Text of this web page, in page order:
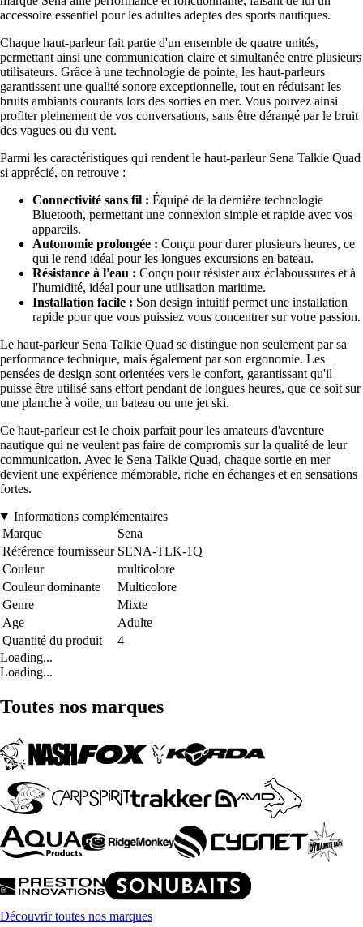
accessoire essentiel pour les adultes adeptes des sports nautiques.
Chaque haut-parleur fait partie d'un ensemble de quatre unités,
permettant ainsi une communication claire et simultanée entre plusieurs
utilisateurs. Grâce à une technologie de pointe, les haut-parleurs
garantissent une qualité sonore exceptionnelle, tout en réduisant les
bruits ambiants courants lors des sorties en mer. Vous pouvez ainsi
profiter pleinement de vos conversations, sans être dérangé par le bruit
des vagues ou du vent.
Parmi les caractéristiques qui rendent le haut-parleur Sena Talkie Quad
si apprécié, on retrouve :
Connectivité sans fil : Équipé de la dernière technologie
Bluetooth, permettant une connexion simple et rapide avec vos
appareils.
Autonomie prolongée : Conçu pour durer plusieurs heures, ce
qui le rend idéal pour les longues excursions en bateau.
Résistance à l'eau : Conçu pour résister aux éclaboussures et à
l'humidité, idéal pour une utilisation maritime.
Installation facile : Son design intuitif permet une installation
rapide pour que vous puissiez vous concentrer sur votre passion.
Le haut-parleur Sena Talkie Quad se distingue non seulement par sa
performance technique, mais également par son ergonomie. Les
pensées de design sont orientées vers le confort, garantissant qu'il
puisse être utilisé sans effort pendant de longues heures, que ce soit sur
une planche à voile, un bateau ou une jet ski.
Ce haut-parleur est le choix parfait pour les amateurs d'aventure
nautique qui ne veulent pas faire de compromis sur la qualité de leur
communication. Avec le Sena Talkie Quad, chaque sortie en mer
devient une expérience mémorable, riche en échanges et en sensations
fortes.
Informations complémentaires
Marque
Sena
Référence fournisseur SENA-TLK-1Q
Couleur
multicolore
Couleur dominante
Multicolore
Genre
Mixte
Age
Adulte
Quantité du produit
4
Loading...
Loading...
Toutes nos marques
Découvrir toutes nos marques